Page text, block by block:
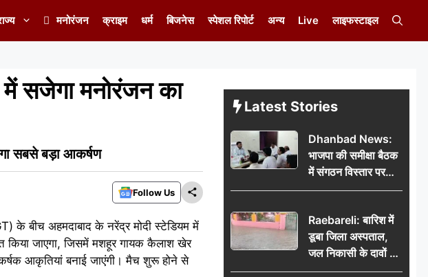
मनोरंजन क्राइम धर्म बिजनेस स्पेशल रिपोर्ट अन्य Live लाइफस्टाइल
सजेगा मनोरंजन का
सबसे बड़ा आकर्षण
Follow Us
बीच अहमदाबाद के नरेंद्र मोदी स्टेडियम में
जाएगा, जिसमें मशहूर गायक कैलाश खेर
आकृतियां बनाई जाएंगी। मैच शुरू होने से
Latest Stories
Dhanbad News:
भाजपा की समीक्षा बैठक
में संगठन विस्तार पर
मंथन, बीडीओ से
जनसमस्याओं का विवरण
Raebareli: बारिश में
डूबा जिला अस्पताल,
जल निकासी के दावों की
खुली पोल